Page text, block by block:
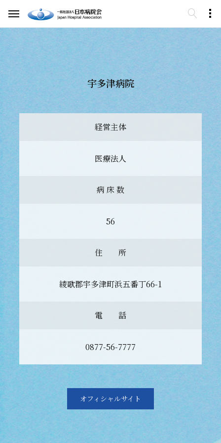
宇多津病院
経営主体
医療法人
病 床 数
56
住 所
綾歌郡宇多津町浜五番丁66-1
電 話
0877-56-7777
オフィシャルサイト